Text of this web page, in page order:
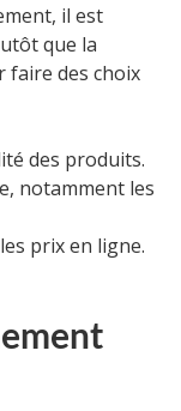
il est
que la
faire des choix
des produits.
notamment les
prix en ligne.